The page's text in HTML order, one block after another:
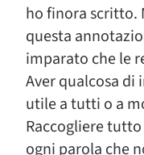
ho finora scritto.
questa
imparato che le
Aver qualcosa di
utile a tutti o a
Raccogliere
ogni parola che